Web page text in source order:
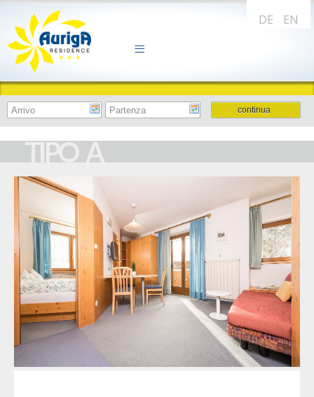
DE EN
TIPO A